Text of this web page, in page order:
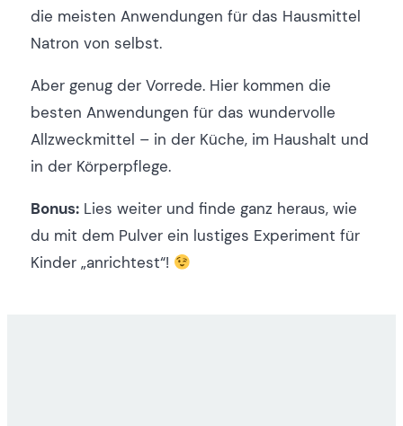
die meisten Anwendungen für das Hausmittel
Natron von selbst.
Aber genug der Vorrede. Hier kommen die
besten Anwendungen für das wundervolle
Allzweckmittel – in der Küche, im Haushalt und
in der Körperpflege.
Bonus:Lies weiter und finde ganz heraus, wie
du mit dem Pulver ein lustiges Experiment für
Kinder „anrichtest“!